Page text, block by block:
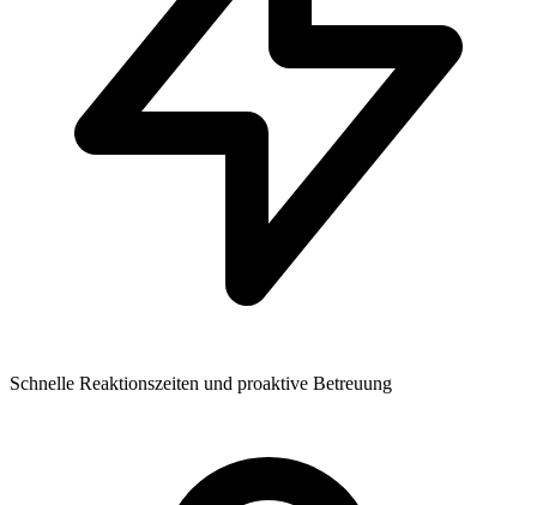
Schnelle Reaktionszeiten und proaktive Betreuung